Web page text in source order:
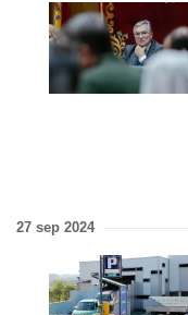
27 sep 2024